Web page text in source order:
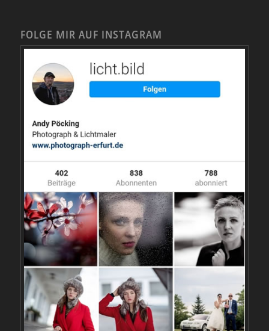
FOLGE MIR AUF INSTAGRAM